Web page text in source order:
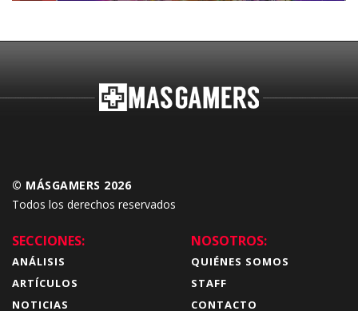
© MÁSGAMERS 2026
Todos los derechos reservados
SECCIONES:
ANÁLISIS
ARTÍCULOS
NOTICIAS
NOSOTROS:
QUIÉNES SOMOS
STAFF
CONTACTO